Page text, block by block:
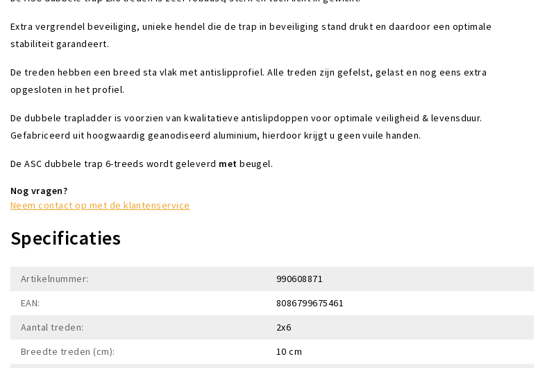
Extra vergrendel beveiliging, unieke hendel die de trap in beveiliging stand drukt en daardoor een optimale
stabiliteit garandeert.
De treden hebben een breed sta vlak met antislipprofiel. Alle treden zijn gefelst, gelast en nog eens extra
opgesloten in het profiel.
De dubbele trapladder is voorzien van kwalitatieve antislipdoppen voor optimale veiligheid & levensduur.
Gefabriceerd uit hoogwaardig geanodiseerd aluminium, hierdoor krijgt u geen vuile handen.
De ASC dubbele trap 6-treeds wordt geleverd met beugel.
Nog vragen?
Neem contact op met de klantenservice
Specificaties
Artikelnummer:
990608871
EAN:
8086799675461
Aantal treden:
2x6
Breedte treden (cm):
10 cm